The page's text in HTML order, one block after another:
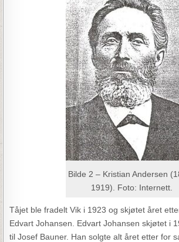
Bilde 2 – Kristian Andersen
1919). Foto: Internett.
Tåjet ble fradelt Vik i 1923 og skjøtet året
Edvart Johansen. Edvart Johansen skjøtet i
til Josef Bauner. Han solgte alt året etter for